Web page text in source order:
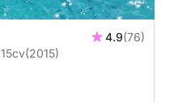
4.9(76)
Bateau sans permis Terhi 445 15cv(2015)